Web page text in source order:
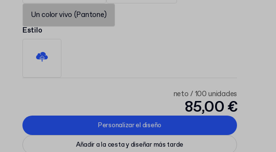
Un color vivo (Pantone)
Estilo
neto / 100 unidades
85,00 €
Personalizar el diseño
Añadir a la cesta y diseñar más tarde